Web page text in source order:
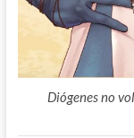
Diógenes no